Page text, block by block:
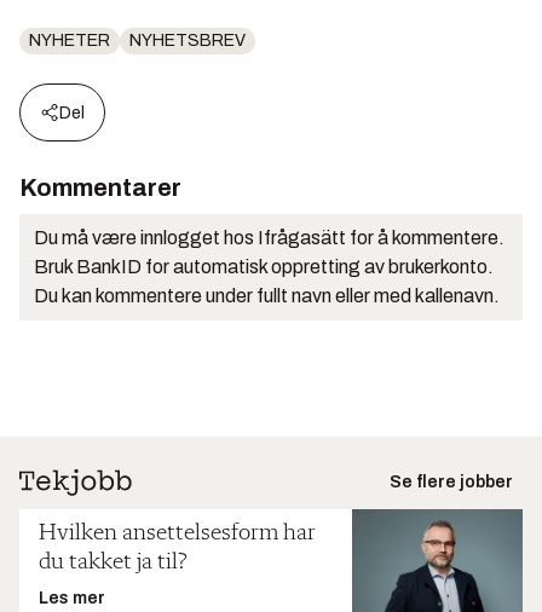
NYHETER NYHETSBREV
Del
Kommentarer
Du må være innlogget hos Ifrågasätt for å kommentere.
Bruk BankID for automatisk oppretting av brukerkonto.
Du kan kommentere under fullt navn eller med kallenavn.
Se flere jobber
Hvilken ansettelsesform har
du takket ja til?
Les mer